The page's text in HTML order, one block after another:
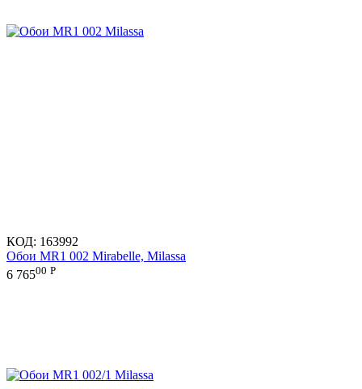
КОД: 163992
Обои MR1 002 Mirabelle, Milassa
6 76500 Р